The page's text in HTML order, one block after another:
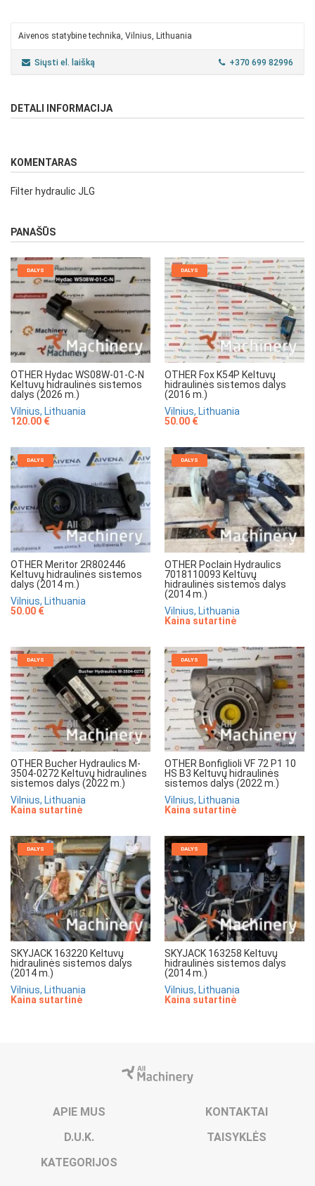
Aivenos statybine technika, Vilnius, Lithuania
Siųsti el. laišką +370 699 82996
DETALI INFORMACIJA
KOMENTARAS
Filter hydraulic JLG
PANAŠŪS
DALYS
OTHER Hydac WS08W-01-C-N
Keltuvų hidraulinės sistemos
dalys (2026 m.)
Vilnius, Lithuania
120.00 €
DALYS
OTHER Fox K54P Keltuvų
hidraulinės sistemos dalys
(2016 m.)
Vilnius, Lithuania
50.00 €
DALYS
OTHER Meritor 2R802446
Keltuvų hidraulinės sistemos
dalys (2014 m.)
Vilnius, Lithuania
50.00 €
DALYS
OTHER Poclain Hydraulics
7018110093 Keltuvų
hidraulinės sistemos dalys
(2014 m.)
Vilnius, Lithuania
Kaina sutartinė
DALYS
OTHER Bucher Hydraulics M-
3504-0272 Keltuvų hidraulinės
sistemos dalys (2022 m.)
Vilnius, Lithuania
Kaina sutartinė
DALYS
OTHER Bonfiglioli VF 72 P1 10
HS B3 Keltuvų hidraulinės
sistemos dalys (2022 m.)
Vilnius, Lithuania
Kaina sutartinė
DALYS
SKYJACK 163220 Keltuvų
hidraulinės sistemos dalys
(2014 m.)
Vilnius, Lithuania
Kaina sutartinė
DALYS
SKYJACK 163258 Keltuvų
hidraulinės sistemos dalys
(2014 m.)
Vilnius, Lithuania
Kaina sutartinė
APIE MUS
KONTAKTAI
D.U.K.
TAISYKLĖS
KATEGORIJOS